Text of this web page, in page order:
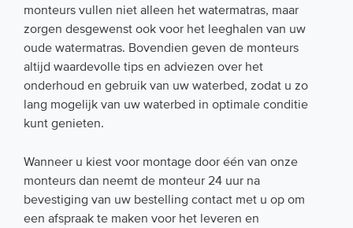
monteurs vullen niet alleen het watermatras, maar
zorgen desgewenst ook voor het leeghalen van uw
oude watermatras. Bovendien geven de monteurs
altijd waardevolle tips en adviezen over het
onderhoud en gebruik van uw waterbed, zodat u zo
lang mogelijk van uw waterbed in optimale conditie
kunt genieten.
Wanneer u kiest voor montage door één van onze
monteurs dan neemt de monteur 24 uur na
bevestiging van uw bestelling contact met u op om
een afspraak te maken voor het leveren en